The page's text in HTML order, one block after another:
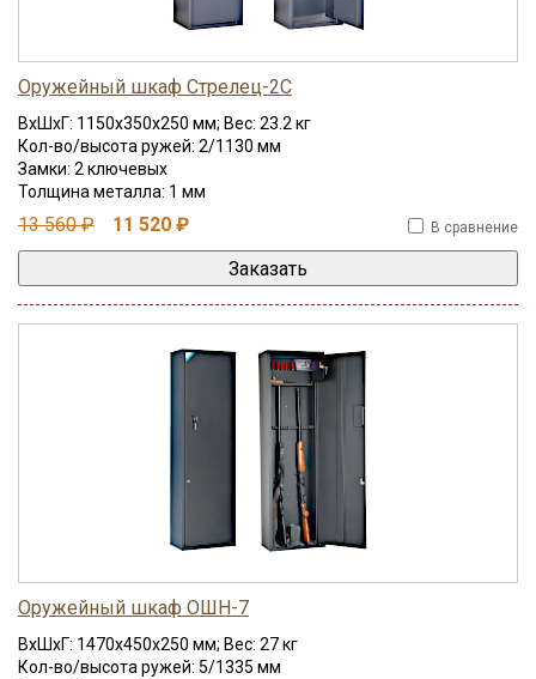
В сравнение
Оружейный шкаф Стрелец-2С
ВхШхГ: 1150x350x250 мм; Вес: 23.2 кг
Кол-во/высота ружей: 2/1130 мм
Замки: 2 ключевых
Толщина металла: 1 мм
13 560 ₽ 11 520 ₽
Оружейный шкаф ОШН-7
ВхШхГ: 1470x450x250 мм; Вес: 27 кг
Кол-во/высота ружей: 5/1335 мм